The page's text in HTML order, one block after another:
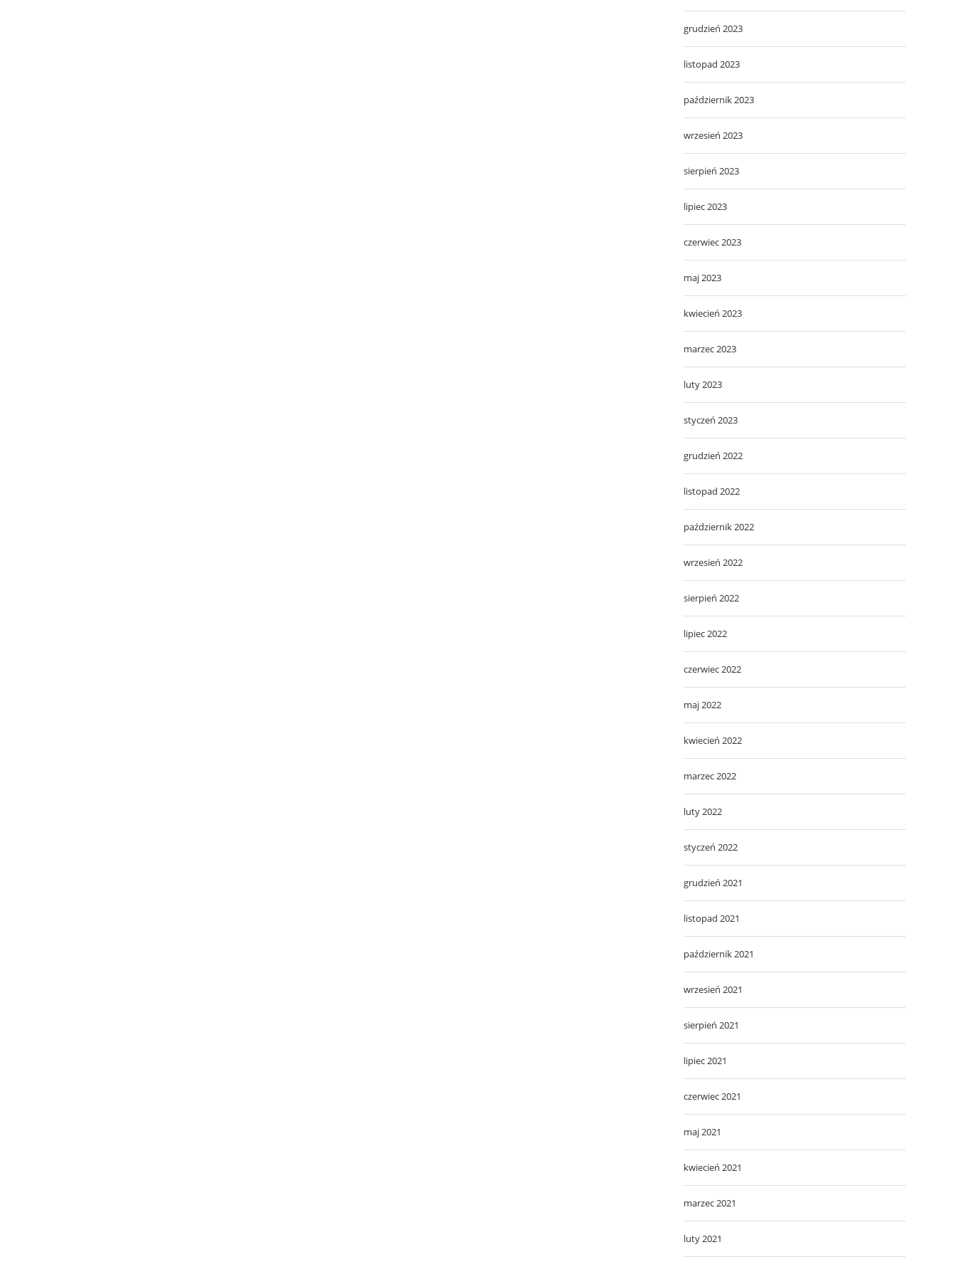
grudzień 2023
listopad 2023
październik 2023
wrzesień 2023
sierpień 2023
lipiec 2023
czerwiec 2023
maj 2023
kwiecień 2023
marzec 2023
luty 2023
styczeń 2023
grudzień 2022
listopad 2022
październik 2022
wrzesień 2022
sierpień 2022
lipiec 2022
czerwiec 2022
maj 2022
kwiecień 2022
marzec 2022
luty 2022
styczeń 2022
grudzień 2021
listopad 2021
październik 2021
wrzesień 2021
sierpień 2021
lipiec 2021
czerwiec 2021
maj 2021
kwiecień 2021
marzec 2021
luty 2021